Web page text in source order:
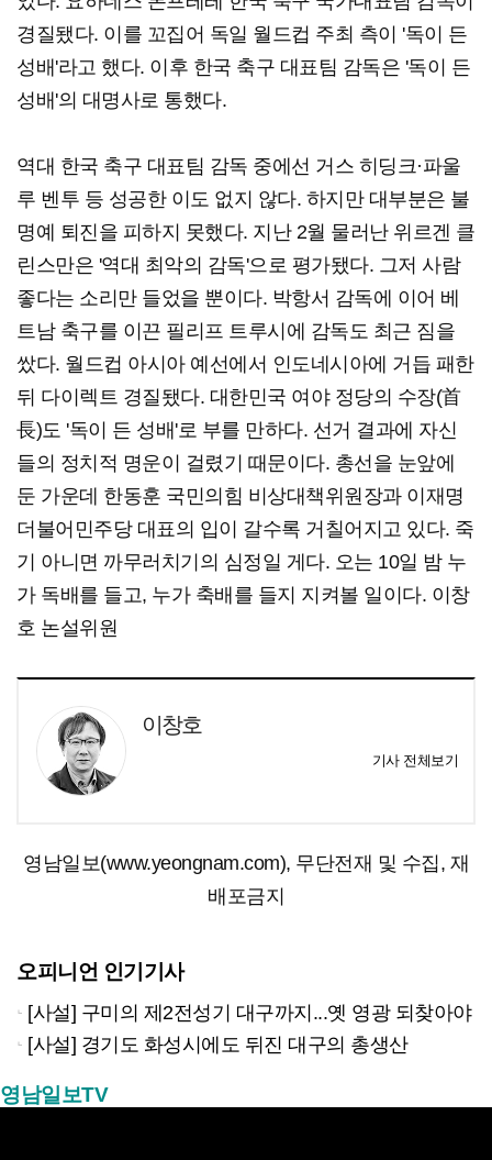
경질됐다. 이를 꼬집어 독일 월드컵 주최 측이 '독이 든
성배'라고 했다. 이후 한국 축구 대표팀 감독은 '독이 든
성배'의 대명사로 통했다.
역대 한국 축구 대표팀 감독 중에선 거스 히딩크·파울
루 벤투 등 성공한 이도 없지 않다. 하지만 대부분은 불
명예 퇴진을 피하지 못했다. 지난 2월 물러난 위르겐 클
린스만은 '역대 최악의 감독'으로 평가됐다. 그저 사람
좋다는 소리만 들었을 뿐이다. 박항서 감독에 이어 베
트남 축구를 이끈 필리프 트루시에 감독도 최근 짐을
쌌다. 월드컵 아시아 예선에서 인도네시아에 거듭 패한
뒤 다이렉트 경질됐다. 대한민국 여야 정당의 수장(首
長)도 '독이 든 성배'로 부를 만하다. 선거 결과에 자신
들의 정치적 명운이 걸렸기 때문이다. 총선을 눈앞에
둔 가운데 한동훈 국민의힘 비상대책위원장과 이재명
더불어민주당 대표의 입이 갈수록 거칠어지고 있다. 죽
기 아니면 까무러치기의 심정일 게다. 오는 10일 밤 누
가 독배를 들고, 누가 축배를 들지 지켜볼 일이다. 이창
호 논설위원
이창호
기사 전체보기
영남일보(www.yeongnam.com), 무단전재 및 수집, 재
배포금지
오피니언 인기기사
[사설] 구미의 제2전성기 대구까지...옛 영광 되찾아야
[사설] 경기도 화성시에도 뒤진 대구의 총생산
영남일보TV